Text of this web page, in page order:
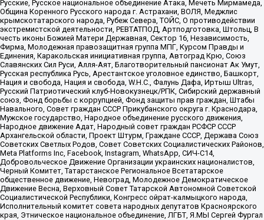
Русские, Русское национальное объединение Атака, Мечеть Мирмамеда,
Община Коренного Русского народа г. Астрахани, ВОЛЯ, Меджлис
крымскотатарского народа, Рубеж Севера, ТОЙС, О противодействии
экстремистской деятельности, РЕВТАТПОД, Артподготовка, Штольц, В
честь иконы Божией Матери Державная, Сектор 16, Независимость,
Фирма, Молодежная правозащитная группа МПГ, Курсом Правды и
Единения, Каракольская инициативная группа, Автоград Крю, Союз
Славянских Сил Руси, Алля-Аят, Благотворительный пансионат Ак Умут,
Русская республика Русь, Арестантское уголовное единство, Башкорт,
Нация и свобода, Нация и свобода, W.H.С., Фалунь Дафа, Иртыш Ultras,
Русский Патриотический клуб-Новокузнецк/РПК, Сибирский державный
союз, Фонд борьбы с коррупцией, Фонд защиты прав граждан, Штабы
Навального, Совет граждан СССР Прикубанского округа г. Краснодара,
Мужское государство, Народное объединение русского движения,
Народное движение Адат, Народный совет граждан РСФСР СССР
Архангельской области, Проект Штурм, Граждане СССР, Держава Союз
Советских Светлых Родов, Совет Советских Социалистических Районов,
Meta Platforms Inc, Facebook, Instagram, WhatsApp, СИЧ-С14,
Добровольческое Движение Организации украинских националистов,
Черный Комитет, Татарстанское Региональное Всетатарское
общественное движение, Невоград, Молодежное Демократическое
Движение Весна, Верховный Совет Татарской Автономной Советской
Социалистической Республики, Конгресс ойрат-калмыцкого народа,
Исполнительный комитет совета народных депутатов Красноярского
края, Этническое национальное объединение, ЛГБТ, Я.МЫ Сергей Фургал